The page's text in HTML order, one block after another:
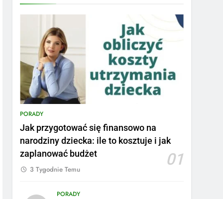
PORADY
Jak przygotować się finansowo na
narodziny dziecka: ile to kosztuje i jak
zaplanować budżet
01
3 Tygodnie Temu
PORADY